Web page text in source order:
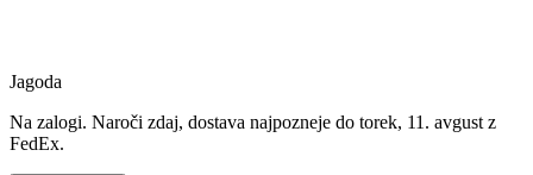
Jagoda
Na zalogi. Naroči zdaj, dostava najpozneje do torek, 11. avgust z
FedEx.